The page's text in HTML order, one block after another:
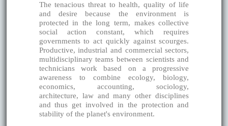
The tenacious threat to health, quality of life
and desire because the environment is
protected in the long term, makes collective
social action constant, which requires
governments to act quickly against scourges.
Productive, industrial and commercial sectors,
multidisciplinary teams between scientists and
technicians work based on a progressive
awareness to combine ecology, biology,
economics, accounting, sociology,
architecture, law and many other disciplines
and thus get involved in the protection and
stability of the planet's environment.